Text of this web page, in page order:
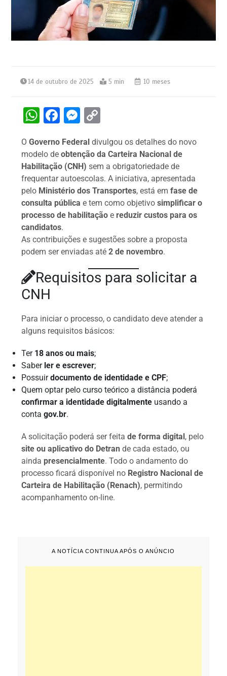
14 de outubro de 2025 5 min 10 meses
W
at
s
A
p
p
F
c
e
b
o
o
k
M
s
s
e
n
g
p
y
Li
n
k
OGoverno Federal divulgou os detalhes do novo
modelo deobtenção da Carteira Nacional de
Habilitação (CNH) sem a obrigatoriedade de
frequentar autoescolas. A iniciativa, apresentada
pelo Ministério dos Transportes, está emfase de
consulta pública e tem como objetivosimplificar o
processo de habilitação e reduzir custos para os
candidatos.
As contribuições e sugestões sobre a proposta
podem ser enviadas até2 de novembro.
Requisitos para solicitar a
CNH
Para iniciar o processo, o candidato deve atender a
alguns requisitos básicos:
Ter 18 anos ou mais;
Saber ler e escrever;
Possuirdocumento de identidade e CPF;
Quem optar pelo curso teórico a distância poderá
confirmar a identidade digitalmente usando a
contagov.br.
A solicitação poderá ser feitade forma digital, pelo
site ou aplicativo do Detran de cada estado, ou
ainda presencialmente. Todo o andamento do
processo ficará disponível no Registro Nacional de
Carteira de Habilitação (Renach), permitindo
acompanhamento on-line.
A NOTÍCIA CONTINUA APÓS O ANÚNCIO